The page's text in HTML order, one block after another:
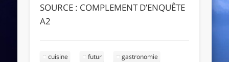
SOURCE : COMPLEMENT D’ENQUÊTE
A2
cuisine futur gastronomie